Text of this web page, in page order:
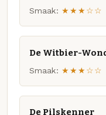
Smaak: ★★★☆☆
De Witbier-
Smaak: ★★★☆☆
De Pilskenner